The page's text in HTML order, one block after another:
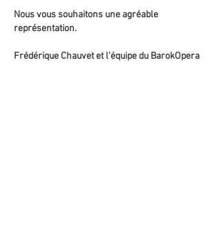
Nous vous souhaitons une agréable
représentation.
Frédérique Chauvet et l'équipe du BarokOpera